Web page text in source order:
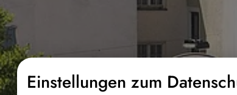
Einstellungen zum